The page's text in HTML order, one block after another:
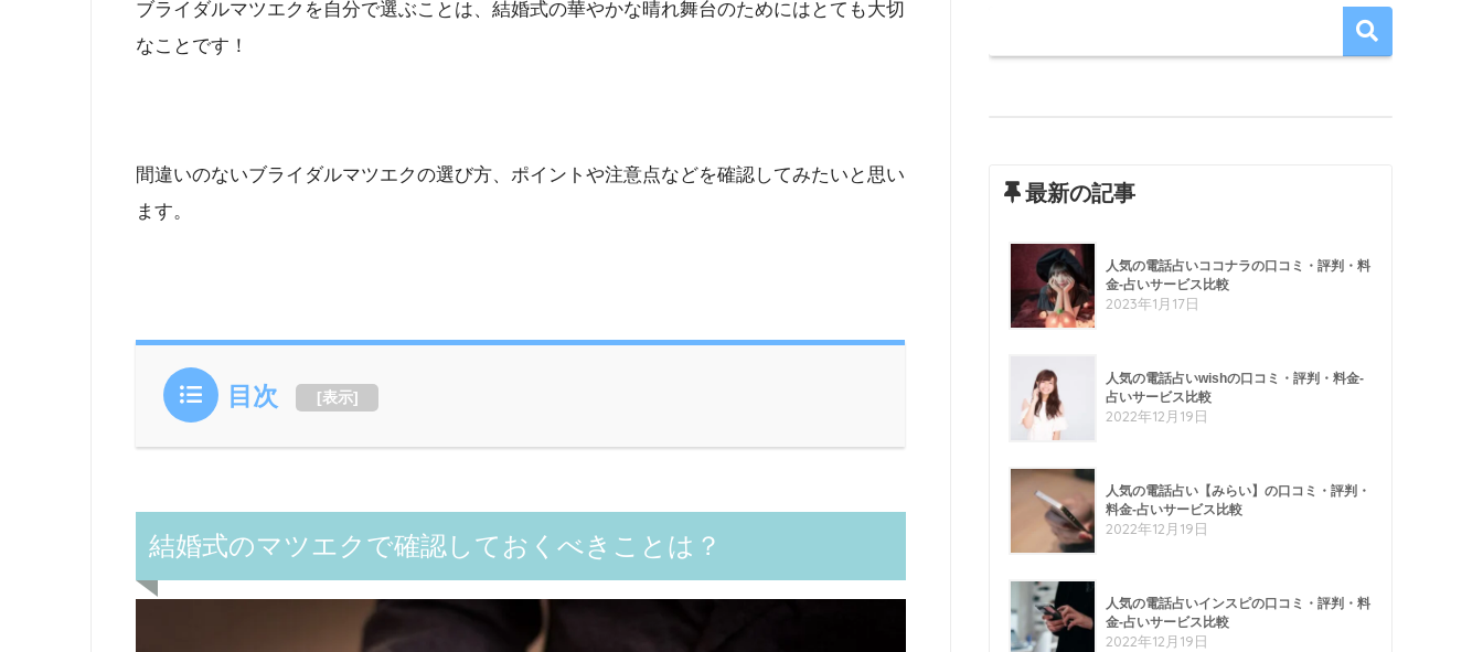
ブライダルマツエクを自分で選ぶことは、結婚式の華やかな晴れ舞台のためにはとても大切
なことです！
間違いのないブライダルマツエクの選び方、ポイントや注意点などを確認してみたいと思い
ます。
目次 [表示]
結婚式のマツエクで確認しておくべきことは？
最新の記事
人気の電話占いココナラの口コミ・評判・料
金-占いサービス比較
2023年1月17日
人気の電話占いwishの口コミ・評判・料金-
占いサービス比較
2022年12月19日
人気の電話占い【みらい】の口コミ・評判・
料金-占いサービス比較
2022年12月19日
人気の電話占いインスピの口コミ・評判・料
金-占いサービス比較
2022年12月19日